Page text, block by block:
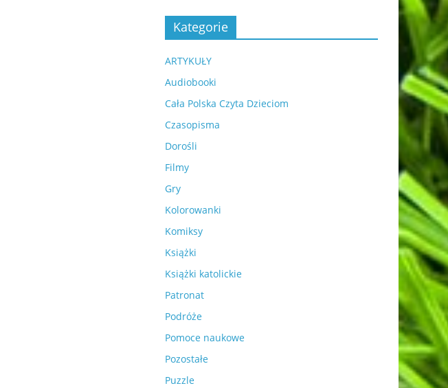
Kategorie
ARTYKUŁY
Audiobooki
Cała Polska Czyta Dzieciom
Czasopisma
Dorośli
Filmy
Gry
Kolorowanki
Komiksy
Książki
Książki katolickie
Patronat
Podróże
Pomoce naukowe
Pozostałe
Puzzle